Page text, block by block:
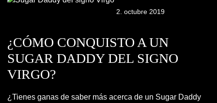
2. octubre 2019
¿CÓMO CONQUISTO A UN
SUGAR DADDY DEL SIGNO
VIRGO?
¿Tienes ganas de saber más acerca de un Sugar Daddy